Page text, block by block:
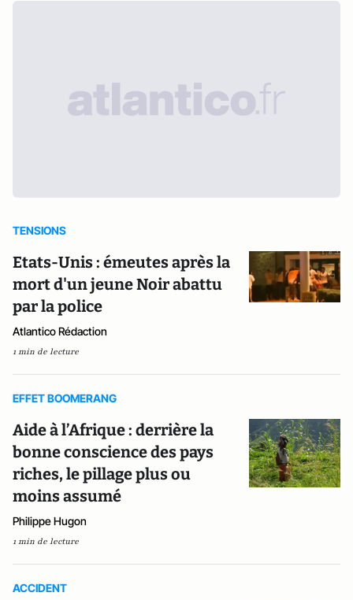
TENSIONS
Etats-Unis : émeutes après la
mort d'un jeune Noir abattu
par la police
Atlantico Rédaction
1 min de lecture
EFFET BOOMERANG
Aide à l’Afrique : derrière la
bonne conscience des pays
riches, le pillage plus ou
moins assumé
Philippe Hugon
1 min de lecture
ACCIDENT